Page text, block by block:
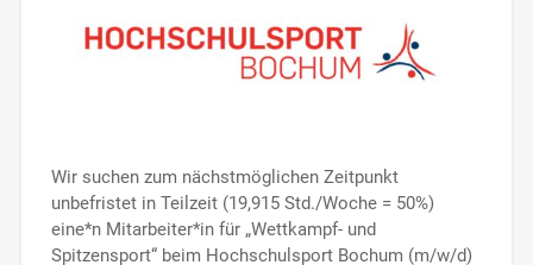
Wir suchen zum nächstmöglichen Zeitpunkt
unbefristet in Teilzeit (19,915 Std./Woche = 50%)
eine*n Mitarbeiter*in für „Wettkampf- und
Spitzensport“ beim Hochschulsport Bochum (m/w/d)